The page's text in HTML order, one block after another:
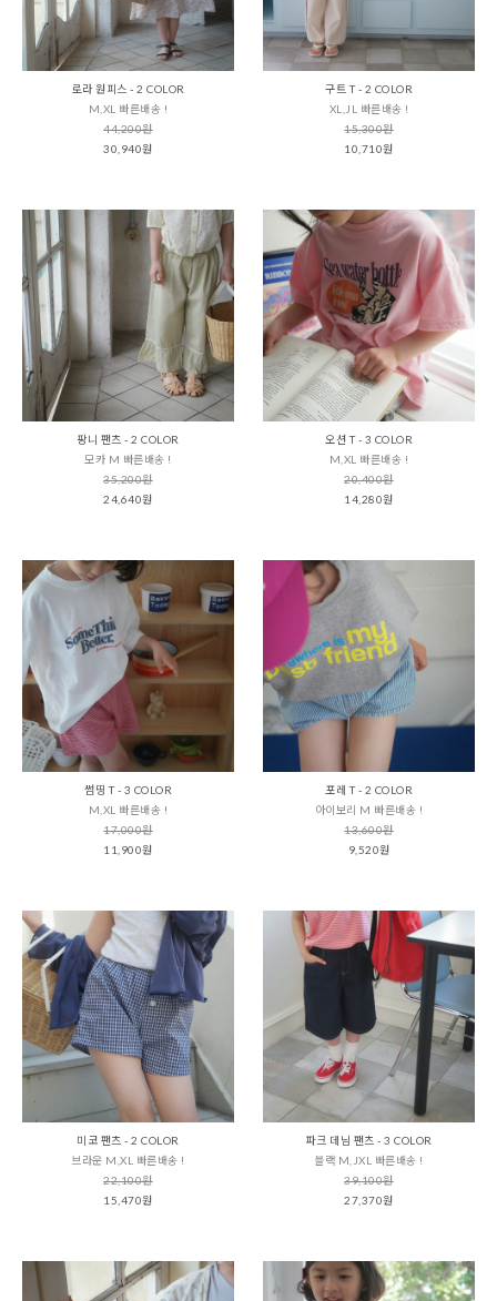
로라 원피스 - 2 COLOR
M,XL 빠른배송 !
44,200원
30,940원
구트 T - 2 COLOR
XL,JL 빠른배송 !
15,300원
10,710원
팡니 팬츠 - 2 COLOR
모카 M 빠른배송 !
35,200원
24,640원
오션 T - 3 COLOR
M,XL 빠른배송 !
20,400원
14,280원
썸띵 T - 3 COLOR
M,XL 빠른배송 !
17,000원
11,900원
포레 T - 2 COLOR
아이보리 M 빠른배송 !
13,600원
9,520원
미코 팬츠 - 2 COLOR
브라운 M,XL 빠른배송 !
22,100원
15,470원
파크 데님 팬츠 - 3 COLOR
블랙 M,JXL 빠른배송 !
39,100원
27,370원